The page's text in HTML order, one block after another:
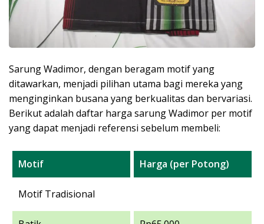
Sarung Wadimor, dengan beragam motif yang
ditawarkan, menjadi pilihan utama bagi mereka yang
menginginkan busana yang berkualitas dan bervariasi.
Berikut adalah daftar harga sarung Wadimor per motif
yang dapat menjadi referensi sebelum membeli:
Motif Harga (per Potong)
Motif Tradisional